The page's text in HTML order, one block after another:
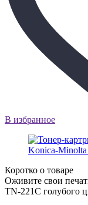
В избранное
Коротко о товаре
Оживите свои
TN-221C голубого